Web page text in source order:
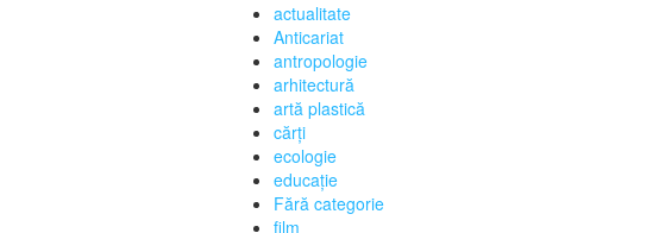
actualitate
Anticariat
antropologie
arhitectură
artă plastică
cărți
ecologie
educaţie
Fără categorie
film